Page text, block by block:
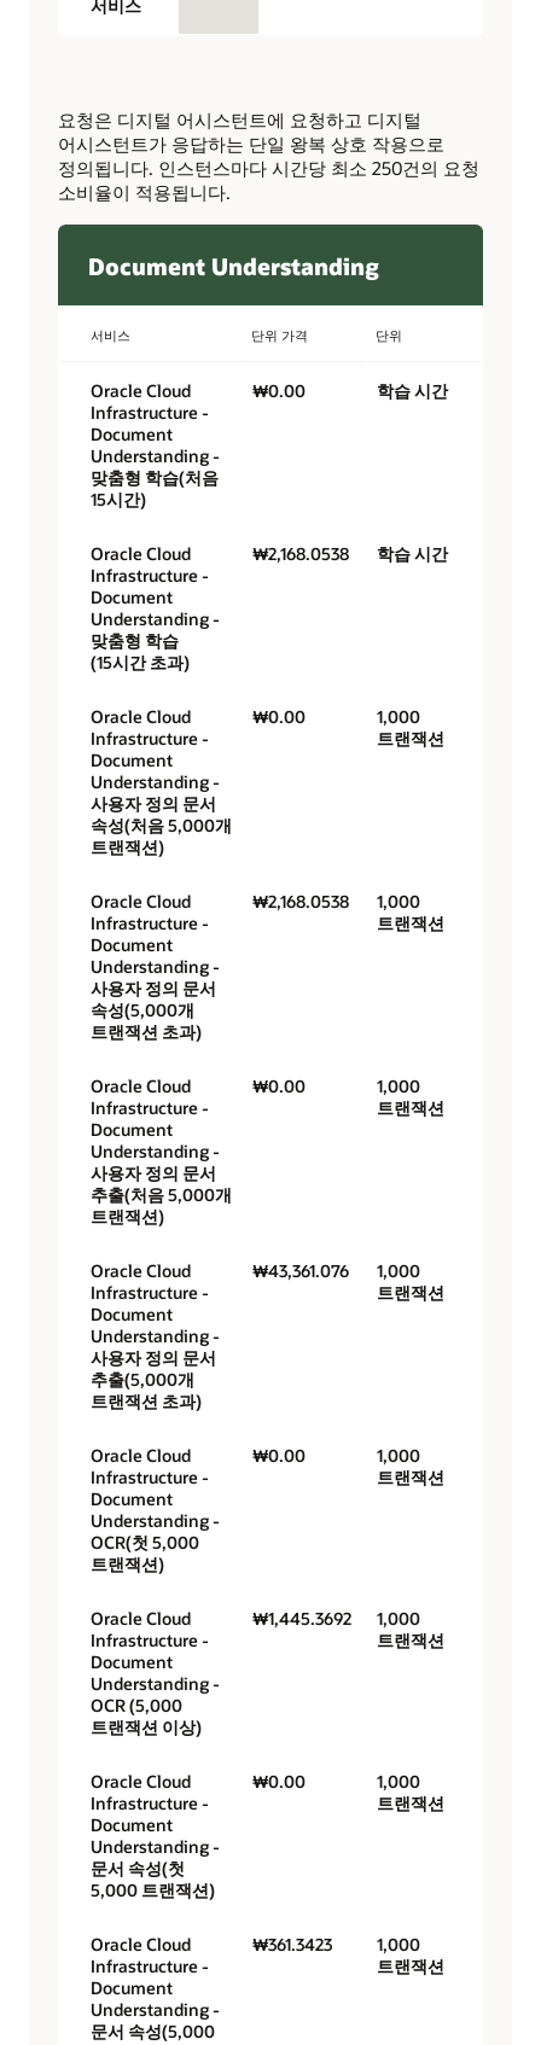
서비스
요청은 디지털 어시스턴트에 요청하고 디지털
어시스턴트가 응답하는 단일 왕복 상호 작용으로
정의됩니다. 인스턴스마다 시간당 최소 250건의 요청
소비율이 적용됩니다.
Document Understanding
서비스 단위 가격 단위
Oracle Cloud
Infrastructure -
Document
Understanding -
맞춤형 학습(처음
15시간)
₩0.00 학습 시간
Oracle Cloud
Infrastructure -
Document
Understanding -
맞춤형 학습
(15시간 초과)
₩2,168.0538 학습 시간
Oracle Cloud
Infrastructure -
Document
Understanding -
사용자 정의 문서
속성(처음 5,000개
트랜잭션)
₩0.00
1,000
트랜잭션
Oracle Cloud
Infrastructure -
Document
Understanding -
사용자 정의 문서
속성(5,000개
트랜잭션 초과)
₩2,168.0538
1,000
트랜잭션
Oracle Cloud
Infrastructure -
Document
Understanding -
사용자 정의 문서
추출(처음 5,000개
트랜잭션)
₩0.00
1,000
트랜잭션
Oracle Cloud
Infrastructure -
Document
Understanding -
사용자 정의 문서
추출(5,000개
트랜잭션 초과)
₩43,361.076
1,000
트랜잭션
Oracle Cloud
Infrastructure -
Document
Understanding -
OCR(첫 5,000
트랜잭션)
₩0.00
1,000
트랜잭션
Oracle Cloud
Infrastructure -
Document
Understanding -
OCR (5,000
트랜잭션 이상)
₩1,445.3692
1,000
트랜잭션
Oracle Cloud
Infrastructure -
Document
Understanding -
문서 속성(첫
5,000 트랜잭션)
₩0.00
1,000
트랜잭션
Oracle Cloud
Infrastructure -
Document
Understanding -
문서 속성(5,000
₩361.3423
1,000
트랜잭션